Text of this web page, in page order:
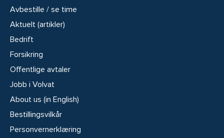
Avbestille / se time
Aktuelt (artikler)
Bedrift
Forsikring
Offentlige avtaler
Jobb i Volvat
About us (in English)
Bestillingsvilkår
Personvernerklæring